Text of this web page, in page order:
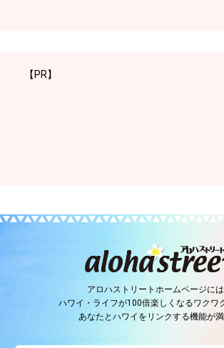
【PR】
アロハストリートホームページには
ハワイ・ライフが100倍楽しくなるワクワ
あなたとハワイをリンクする機能が満